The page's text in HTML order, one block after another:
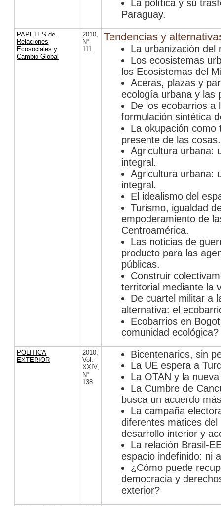
La política y su
Paraguay.
PAPELES de
Relaciones
Ecosociales y
Cambio Global
2010,
Nº
111
Tendencias y
La urbanización del
Los ecosistemas
los Ecosistemas del
Aceras, plazas y
ecología urbana y las
De los ecobarrios a
formulación sintética
La okupación como
presente de las cosas.
Agricultura urbana:
integral.
Agricultura urbana:
integral.
El idealismo del
Turismo, igualdad
empoderamiento de
Centroamérica.
Las noticias de
producto para las
públicas.
Construir
territorial mediante la
De cuartel militar a
alternativa: el
Ecobarrios en
comunidad ecológica?
POLITICA
EXTERIOR
2010,
Vol.
XXIV,
Nº
138
Bicentenarios, sin
La UE espera a
La OTAN y la
La Cumbre de
busca un acuerdo
La campaña
diferentes matices
desarrollo interior y
La relación Brasil-
espacio indefinido: ni
¿Cómo puede
democracia y
exterior?